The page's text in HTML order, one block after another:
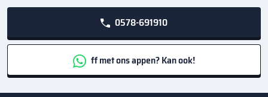
0578-691910
ff met ons appen? Kan ook!